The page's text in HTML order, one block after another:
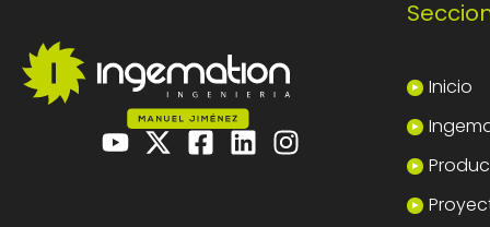
Inicio